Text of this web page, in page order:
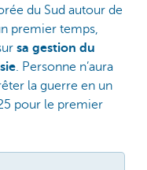
du Sud autour de
premier temps,
sa gestion du
. Personne n’aura
la guerre en un
pour le premier